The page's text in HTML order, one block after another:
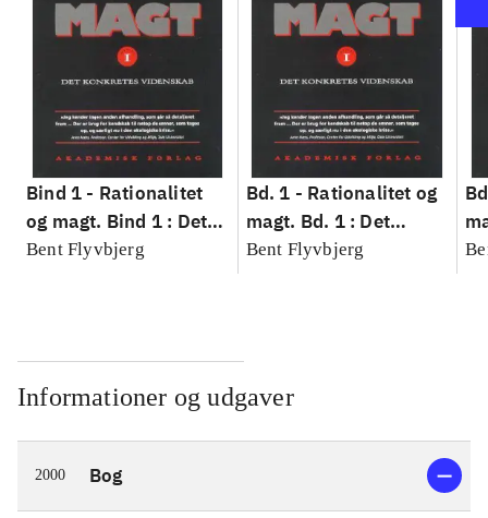
Bind 1 - Rationalitet
og magt. Bind 1 : Det
konkretes videnskab
Bent Flyvbjerg
Bd. 1 - Rationalitet og
magt. Bd. 1 : Det
konkretes videnskab
Bent Flyvbjerg
Informationer og udgaver
2000 Bog